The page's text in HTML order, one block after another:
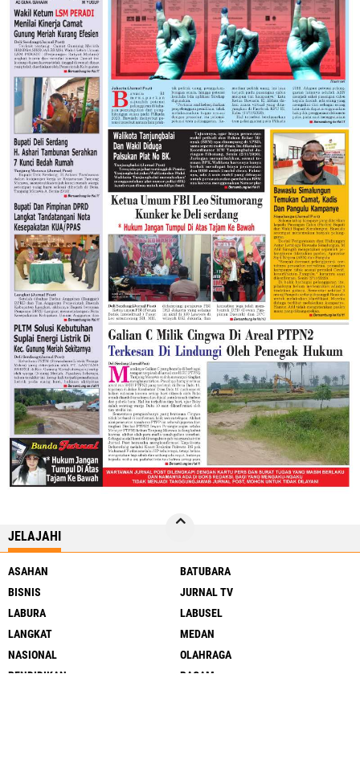
JELAJAHI
ASAHAN
BATUBARA
BISNIS
JURNAL TV
LABURA
LABUSEL
LANGKAT
MEDAN
NASIONAL
OLAHRAGA
PENDIDIKAN
RAGAM